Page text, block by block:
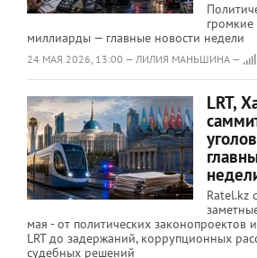
миллиарды — главные новости недели
24 МАЯ 2026, 13:00 — ЛИЛИЯ МАНЬШИНА —
LRT,
Ratel.kz
мая - от политических законопроектов
LRT до задержаний, коррупционных
судебных решений